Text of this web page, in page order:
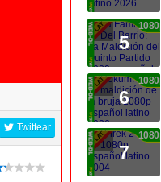
Twittear
5
1080p
6
1080p
7
1080p